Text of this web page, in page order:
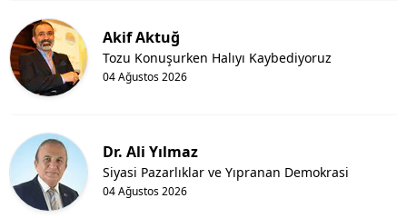
Akif Aktuğ
04 Ağustos 2026
Tozu Konuşurken Halıyı Kaybediyoruz
Dr. Ali Yılmaz
04 Ağustos 2026
Siyasi Pazarlıklar ve Yıpranan Demokrasi